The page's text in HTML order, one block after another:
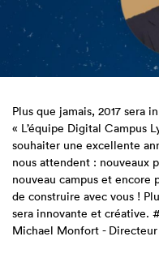
Plus que jamais, 2017 sera
« L’équipe Digital Campus
souhaiter une excellente
nous attendent : nouveaux
nouveau campus et encore
de construire avec vous !
sera innovante et créative.
Michael Monfort -